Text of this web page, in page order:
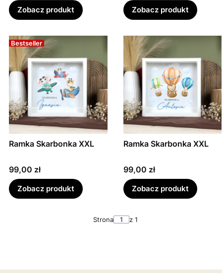
Zobacz produkt Zobacz produkt
Bestseller
Ramka Skarbonka XXL
Cena
99,00 zł
Zobacz produkt
Ramka Skarbonka XXL
Cena
99,00 zł
Zobacz produkt
Strona z 1